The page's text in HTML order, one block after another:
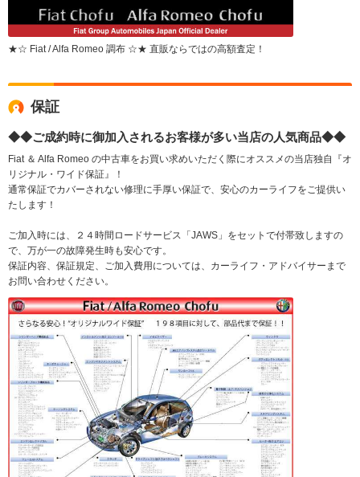
★☆ Fiat / Alfa Romeo 調布 ☆★ 直販ならではの高額査定！
保証
◆◆ご成約時に御加入されるお客様が多い当店の人気商品◆◆
Fiat ＆ Alfa Romeo の中古車をお買い求めいただく際にオススメの当店独自『オ
リジナル・ワイド保証』！
通常保証でカバーされない修理に手厚い保証で、安心のカーライフをご提供い
たします！
ご加入時には、２４時間ロードサービス「JAWS」をセットで付帯致しますの
で、万が一の故障発生時も安心です。
保証内容、保証規定、ご加入費用については、カーライフ・アドバイサーまで
お問い合わせください。